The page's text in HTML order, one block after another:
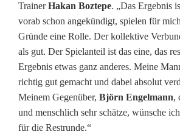
TrainerHakan Boztepe. „Das Ergebnis
vorab schon angekündigt, spielen für
Gründe eine Rolle. Der kollektive
als gut. Der Spielanteil ist das eine, das
Ergebnis etwas ganz anderes. Meine
richtig gut gemacht und dabei absolut
Meinem Gegenüber, Björn Engelmann,
und menschlich sehr schätze, wünsche
für die Restrunde.“